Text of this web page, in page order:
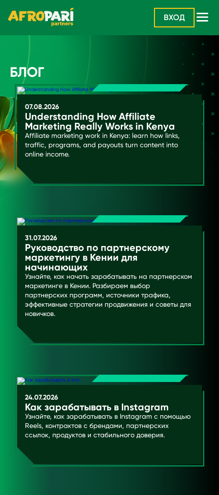
ВХОД
БЛОГ
07.08.2026
Understanding How Affiliate
Marketing Really Works in Kenya
Affiliate marketing work in Kenya: learn how links,
traffic, programs, and payouts turn content into
online income.
31.07.2026
Руководство по партнерскому
маркетингу в Кении для
начинающих
Узнайте, как начать зарабатывать на партнерском
маркетинге в Кении. Разбираем выбор
партнерских программ, источники трафика,
эффективные стратегии продвижения и советы для
новичков.
24.07.2026
Как зарабатывать в Instagram
Узнайте, как зарабатывать в Instagram с помощью
Reels, контрактов с брендами, партнерских
ссылок, продуктов и стабильного доверия.